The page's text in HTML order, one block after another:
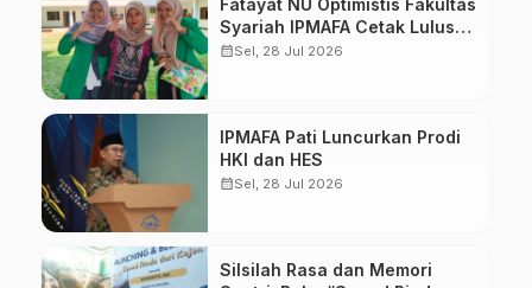
Syariah IPMAFA Cetak Lulusan
yang Dibutuhkan Masyarakat
calendar_monthSel, 28 Jul 2026
IPMAFA Pati Luncurkan Prodi
HKI dan HES
calendar_monthSel, 28 Jul 2026
Silsilah Rasa dan Memori